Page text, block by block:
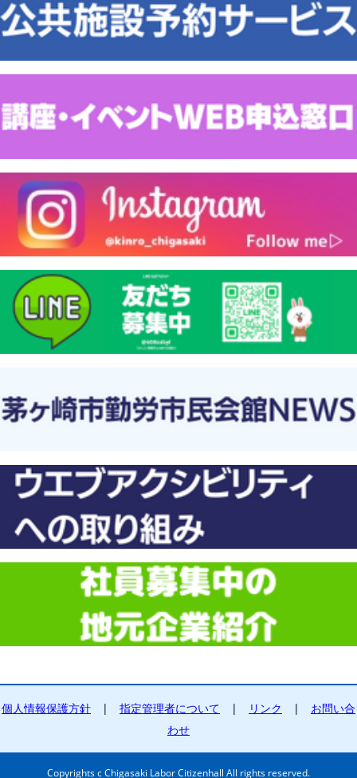
個人情報保護方針 | 指定管理者について | リンク | お問い合
わせ
Copyrights c Chigasaki Labor Citizenhall All rights reserved.